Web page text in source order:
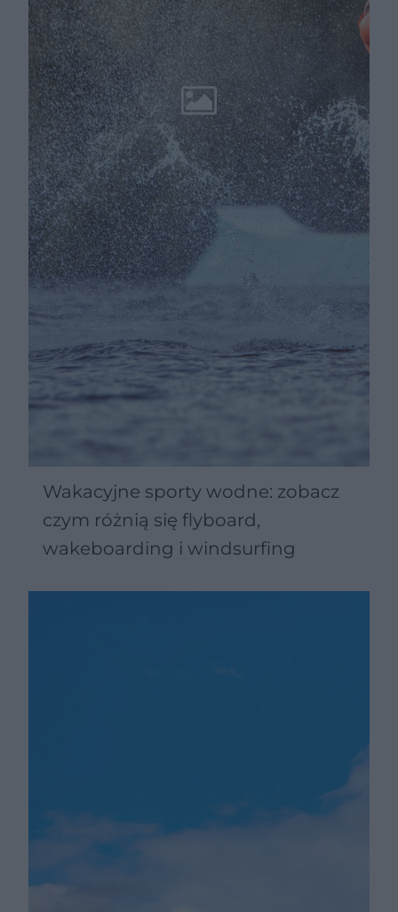
Wakacyjne sporty wodne: zobacz
czym różnią się flyboard,
wakeboarding i windsurfing